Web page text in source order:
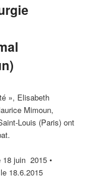
», Elisabeth
Mimoun,
Louis (Paris) ont
18 juin 2015 •
18.6.2015